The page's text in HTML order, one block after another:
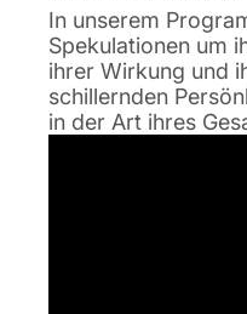
In unserem
Spekulationen um
ihrer Wirkung und
schillernden
in der Art ihres